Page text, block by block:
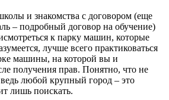
и знакомства с договором (еще
– подробный договор на обучение)
к парку машин, которые
лучше всего практиковаться
машины, на которой вы и
получения прав. Понятно, что не
ведь любой крупный город – это
лишь поискать.